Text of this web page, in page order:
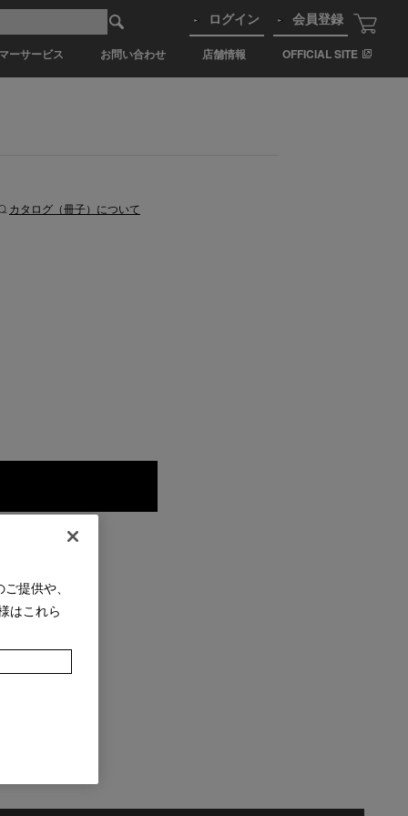
ーサービス お問い合わせ 店舗情報 OFFICIAL SITE
ログイン 会員登録
カタログ（冊子）について
提供や、
はこれら